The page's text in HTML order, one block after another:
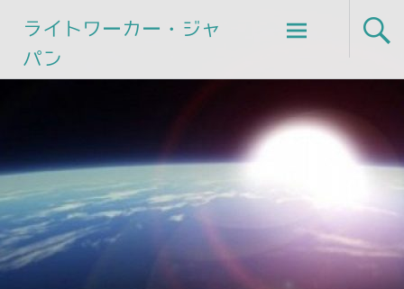
ライトワーカー・ジャ
パン
Skip
to